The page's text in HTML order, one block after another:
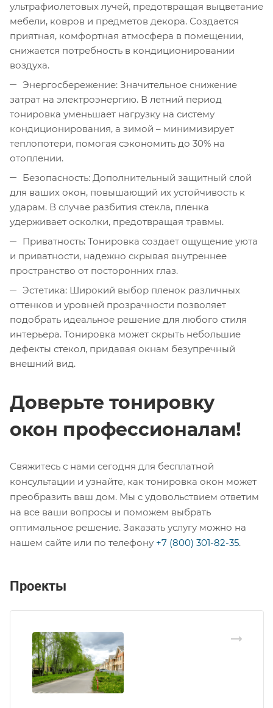
ультрафиолетовых лучей, предотвращая выцветание
мебели, ковров и предметов декора. Создается
приятная, комфортная атмосфера в помещении,
снижается потребность в кондиционировании
воздуха.
Энергосбережение: Значительное снижение
затрат на электроэнергию. В летний период
тонировка уменьшает нагрузку на систему
кондиционирования, а зимой – минимизирует
теплопотери, помогая сэкономить до 30% на
отоплении.
Безопасность: Дополнительный защитный слой
для ваших окон, повышающий их устойчивость к
ударам. В случае разбития стекла, пленка
удерживает осколки, предотвращая травмы.
Приватность: Тонировка создает ощущение уюта
и приватности, надежно скрывая внутреннее
пространство от посторонних глаз.
Эстетика: Широкий выбор пленок различных
оттенков и уровней прозрачности позволяет
подобрать идеальное решение для любого стиля
интерьера. Тонировка может скрыть небольшие
дефекты стекол, придавая окнам безупречный
внешний вид.
Доверьте тонировку
окон профессионалам!
Свяжитесь с нами сегодня для бесплатной
консультации и узнайте, как тонировка окон может
преобразить ваш дом. Мы с удовольствием ответим
на все ваши вопросы и поможем выбрать
оптимальное решение. Заказать услугу можно на
нашем сайте или по телефону +7 (800) 301-82-35.
Проекты